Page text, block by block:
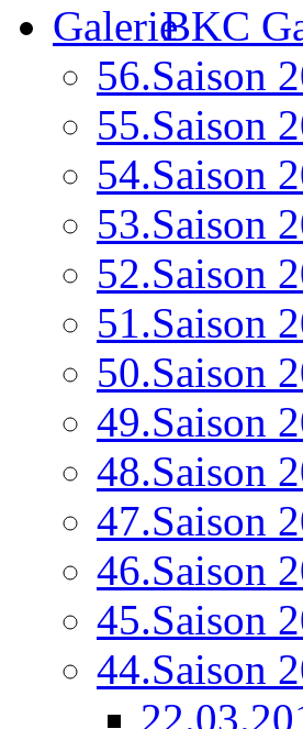
BKC
56.Saison
55.Saison
54.Saison
53.Saison
52.Saison
51.Saison
50.Saison
49.Saison
48.Saison
47.Saison
46.Saison
45.Saison
44.Saison